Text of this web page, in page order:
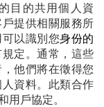
目的共用個人資
提供相關服務所
以識別您身份的
規定。通常，這些
他們將在徵得您
資料。此類合作
用戶協定。